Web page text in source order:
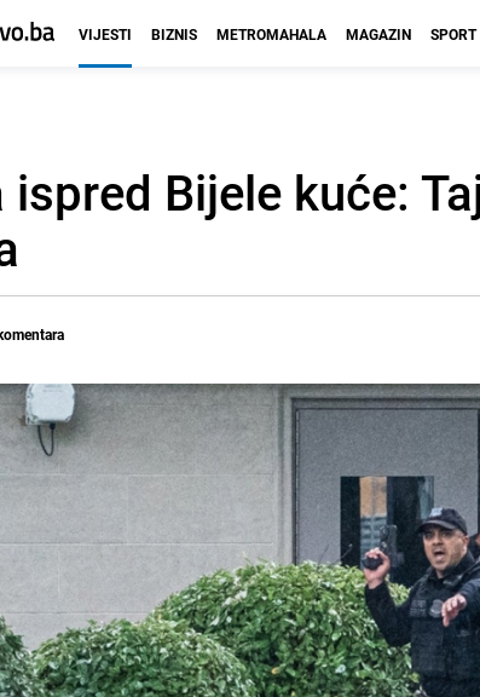
VIJESTI BIZNIS METROMAHALA MAGAZIN SPORT
ispred Bijele kuće: